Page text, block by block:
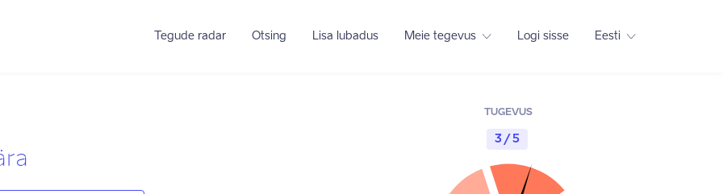
Tegude radar Otsing Lisa lubadus Meie tegevus Logi sisse Eesti
TUGEVUS
3 / 5